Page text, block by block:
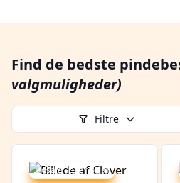
Find de bedste
valgmuligheder)
Filtre
Udsalg - spar 32 %